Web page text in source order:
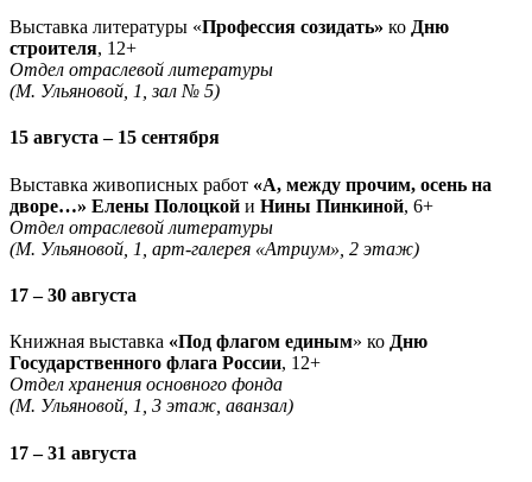
Выставка литературы «Профессия созидать» ко Дню
строителя, 12+
Отдел отраслевой литературы
(М. Ульяновой, 1, зал № 5)
15 августа – 15 сентября
Выставка живописных работ «А, между прочим, осень на
дворе…» Елены Полоцкой и Нины Пинкиной, 6+
Отдел отраслевой литературы
(М. Ульяновой, 1, арт-галерея «Атриум», 2 этаж)
17 – 30 августа
Книжная выставка «Под флагом единым» ко Дню
Государственного флага России, 12+
Отдел хранения основного фонда
(М. Ульяновой, 1, 3 этаж, аванзал)
17 – 31 августа